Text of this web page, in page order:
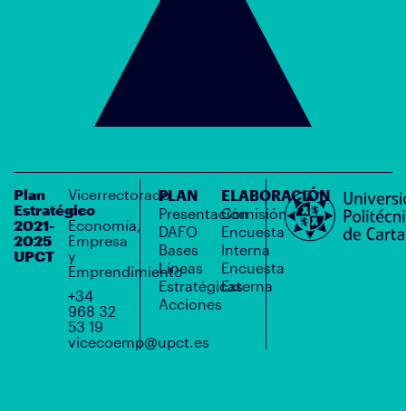
Plan
Estratégico
2021-
2025
UPCT
Vicerrectorado
de
Economía,
Empresa
y
Emprendimiento
+34
968 32
53 19
vicecoemp@upct.es
PLAN
Presentación
DAFO
Bases
Líneas
Estratégicas
Acciones
ELABORACIÓN
Comisión
Encuesta
Interna
Encuesta
Externa